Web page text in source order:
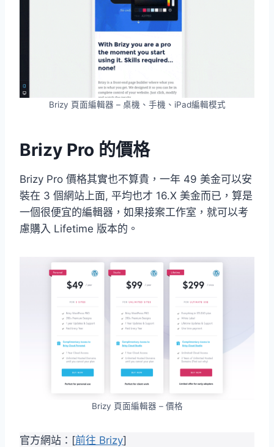
Brizy 頁面編輯器 – 桌機、手機、iPad編輯模式
Brizy Pro 的價格
Brizy Pro 價格其實也不算貴，一年 49 美金可以安
裝在 3 個網站上面, 平均也才 16.X 美金而已，算是
一個很便宜的編輯器，如果接案工作室，就可以考
慮購入 Lifetime 版本的。
Brizy 頁面編輯器 – 價格
官方網站：[前往 Brizy]